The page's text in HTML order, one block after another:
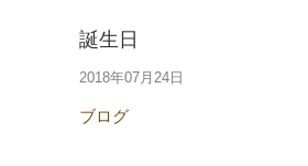
誕生日
2018年07月24日
ブログ